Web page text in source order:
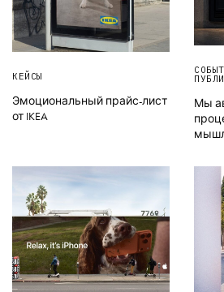
КЕЙСЫ
Эмоциональный прайс-лист
от IKEA
Мы